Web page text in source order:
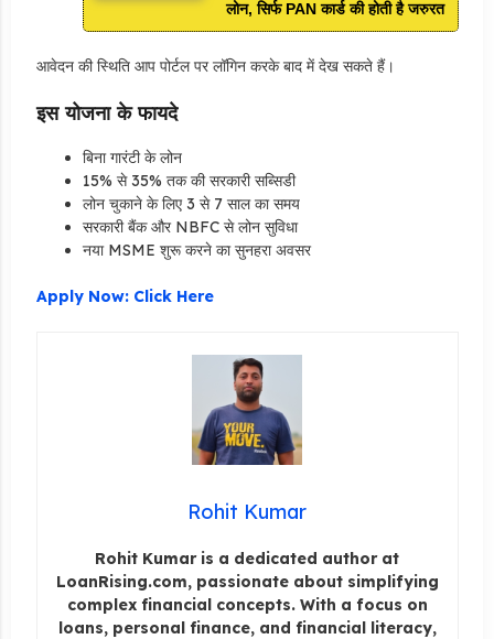
लोन, सिर्फ PAN कार्ड की होती है जरुरत
आवेदन की स्थिति आप पोर्टल पर लॉगिन करके बाद में देख सकते हैं।
इस योजना के फायदे
बिना गारंटी के लोन
15% से 35% तक की सरकारी सब्सिडी
लोन चुकाने के लिए 3 से 7 साल का समय
सरकारी बैंक और NBFC से लोन सुविधा
नया MSME शुरू करने का सुनहरा अवसर
Apply Now: Click Here
Rohit Kumar
Rohit Kumar is a dedicated author at
LoanRising.com, passionate about simplifying
complex financial concepts. With a focus on
loans, personal finance, and financial literacy,